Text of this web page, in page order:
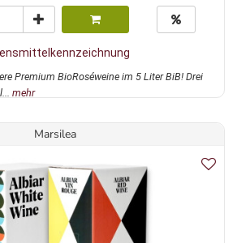
Premium BioRoséweine im 5 Liter BiB! Drei
mehr
Marsilea